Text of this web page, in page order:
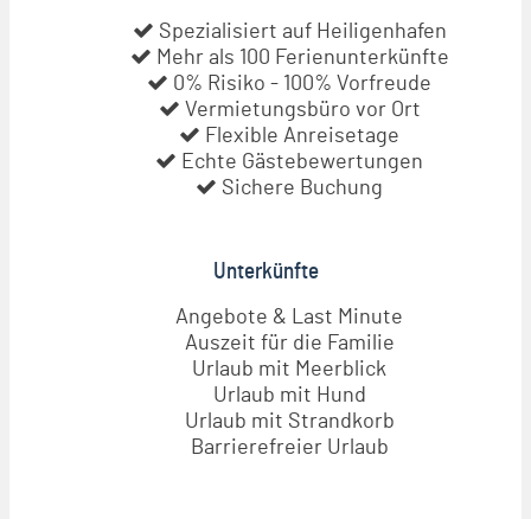
Spezialisiert auf Heiligenhafen
Mehr als 100 Ferienunterkünfte
0% Risiko - 100% Vorfreude
Vermietungsbüro vor Ort
Flexible Anreisetage
Echte Gästebewertungen
Sichere Buchung
Unterkünfte
Angebote & Last Minute
Auszeit für die Familie
Urlaub mit Meerblick
Urlaub mit Hund
Urlaub mit Strandkorb
Barrierefreier Urlaub